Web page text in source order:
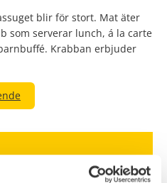
blir för stort. Mat äter
som serverar lunch, á la carte
Krabban erbjuder